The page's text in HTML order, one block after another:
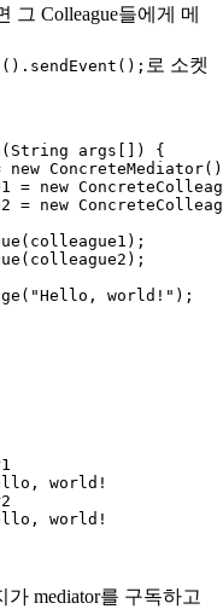
그 Colleague들에게 메
로 소켓
( String args [] )
{
new ConcreteMediator()
= new
= new
( colleague1 ) ;
( colleague2 ) ;
( "Hello, world! " ) ;
world !
world !
가 mediator를 구독하고